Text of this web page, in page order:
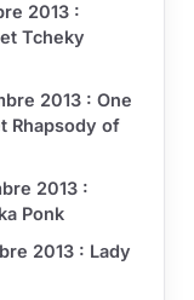
2013 :
Tcheky
2013 : One
Rhapsody of
2013 :
Ponk
2013 : Lady